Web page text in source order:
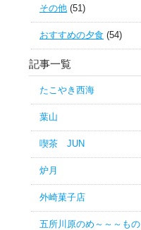
その他 (51)
おすすめの夕食 (54)
記事一覧
たこやき西海
葉山
喫茶 JUN
炉月
外崎菓子店
五所川原のめ～～～もの